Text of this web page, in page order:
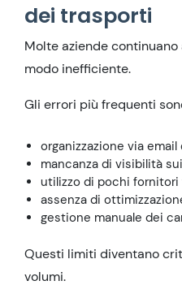
dei trasporti
Molte aziende
modo inefficiente.
Gli errori più frequenti
organizzazione via
mancanza di visibilità
utilizzo di pochi fornitori
assenza di
gestione manuale dei
Questi limiti diventano
volumi.